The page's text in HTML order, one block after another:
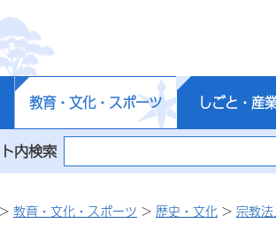
教育・文化・スポーツ しごと・産
内検索
> 教育・文化・スポーツ > 歴史・文化 > 宗教法